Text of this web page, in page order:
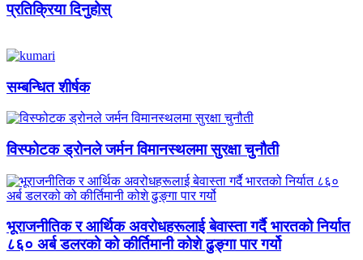
प्रतिक्रिया दिनुहोस्
सम्बन्धित शीर्षक
विस्फोटक ड्रोनले जर्मन विमानस्थलमा सुरक्षा चुनौती
भूराजनीतिक र आर्थिक अवरोधहरूलाई बेवास्ता गर्दै भारतको निर्यात
८६० अर्ब डलरको को कीर्तिमानी कोशे ढुङ्गा पार गर्यो